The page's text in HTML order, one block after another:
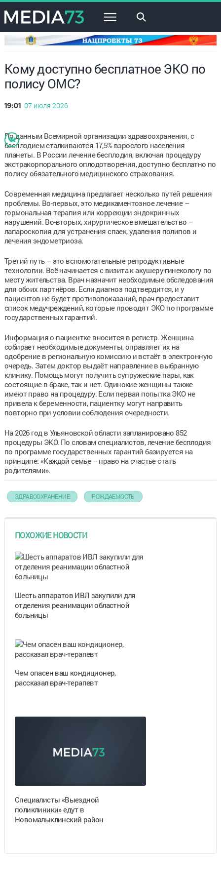
×
Кому доступно бесплатное ЭКО по
полису ОМС?
19:01 07 июля 2026
По данным Всемирной организации здравоохранения, с
бесплодием сталкиваются 17,5% взрослого населения
планеты. В России лечение бесплодия, включая процедуру
экстракорпорального оплодотворения, доступно бесплатно по
полису обязательного медицинского страхования.
Современная медицина предлагает несколько путей решения
проблемы. Во-первых, это медикаментозное лечение –
гормональная терапия или коррекции эндокринных
нарушений. Во-вторых, хирургическое вмешательство –
лапароскопия для устранения спаек, удаления полипов и
лечения эндометриоза.
Третий путь – это вспомогательные репродуктивные
технологии. Всё начинается с визита к акушеру-гинекологу по
месту жительства. Врач назначит необходимые обследования
для обоих партнёров. Если диагноз подтвердится, и у
пациентов не будет противопоказаний, врач предоставит
список медучреждений, которые проводят ЭКО по программе
государственных гарантий.
Информация о пациентке вносится в регистр. Женщина
собирает необходимые документы, оправляет их на
одобрение в региональную комиссию и встаёт в электронную
очередь. Затем доктор выдаёт направление в выбранную
клинику. Помощь могут получить супружеские пары, как
состоящие в браке, так и нет. Одинокие женщины также
имеют право на процедуру. Если первая попытка ЭКО не
привела к беременности, пациентку могут направить
повторно при условии соблюдения очередности.
На 2026 год в Ульяновской области запланировано 852
процедуры ЭКО. По словам специалистов, лечение бесплодия
по программе государственных гарантий базируется на
принципе: «Каждой семье – право на счастье стать
родителями».
ЗДРАВООХРАНЕНИЕ РОЖДАЕМОСТЬ
ПОХОЖИЕ НОВОСТИ
Шесть аппаратов ИВЛ закупили для
отделения реанимации областной
больницы
Чем опасен ваш кондиционер,
рассказал врач-терапевт
Специалисты «Выездной
поликлиники» едут в
Новомалыклинский район